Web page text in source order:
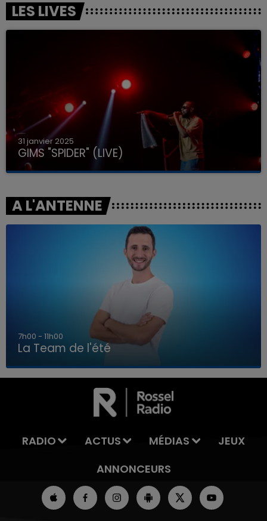
LA TEAM DE L'ÉTÉ
LES LIVES
31 janvier 2025
GIMS "SPIDER" (LIVE)
A L'ANTENNE
7h00 - 11h00
La Team de l'été
RADIO ACTUS MÉDIAS
JEUX
ANNONCEURS